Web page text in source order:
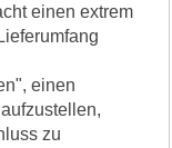
einen extrem
einen
zu